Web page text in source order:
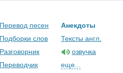
Перевод песен
Подборки слов
Разговорник
Переводчик
Анекдоты
Тексты англ.
озвучка
еще...